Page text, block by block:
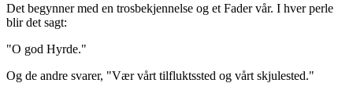
Det begynner med en trosbekjennelse og et Fader vår. I hver perle
blir det sagt:
"O god Hyrde."
Og de andre svarer, "Vær vårt tilfluktssted og vårt skjulested."